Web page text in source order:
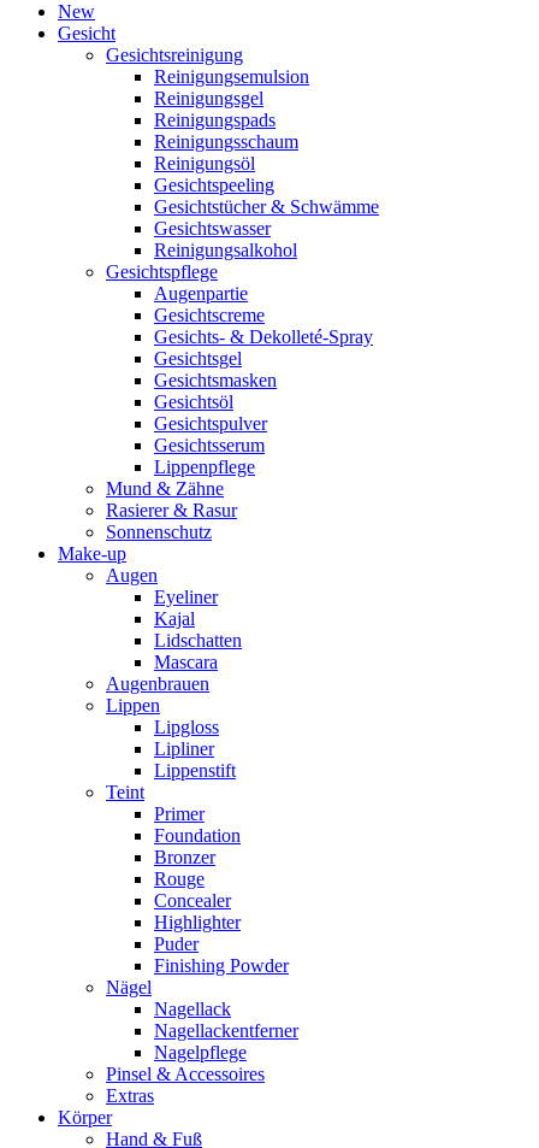
New
Gesicht
Gesichtsreinigung
Reinigungsemulsion
Reinigungsgel
Reinigungspads
Reinigungsschaum
Reinigungsöl
Gesichtspeeling
Gesichtstücher & Schwämme
Gesichtswasser
Reinigungsalkohol
Gesichtspflege
Augenpartie
Gesichtscreme
Gesichts- & Dekolleté-Spray
Gesichtsgel
Gesichtsmasken
Gesichtsöl
Gesichtspulver
Gesichtsserum
Lippenpflege
Mund & Zähne
Rasierer & Rasur
Sonnenschutz
Make-up
Augen
Eyeliner
Kajal
Lidschatten
Mascara
Augenbrauen
Lippen
Lipgloss
Lipliner
Lippenstift
Teint
Primer
Foundation
Bronzer
Rouge
Concealer
Highlighter
Puder
Finishing Powder
Nägel
Nagellack
Nagellackentferner
Nagelpflege
Pinsel & Accessoires
Extras
Körper
Hand & Fuß